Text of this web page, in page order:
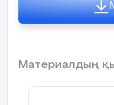
Материалдың